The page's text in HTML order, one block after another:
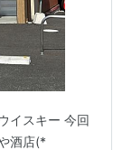
イスキー 今回
酒店(*